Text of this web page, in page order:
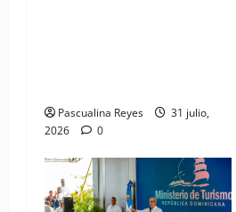
Pascualina Reyes
31 julio,
2026
0